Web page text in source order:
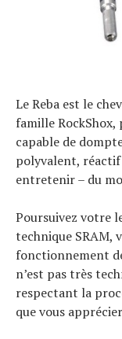
Le Reba est le
famille RockShox,
capable de
polyvalent,
entretenir – du
Poursuivez votre
technique SRAM,
fonctionnement
n’est pas très
respectant la
que vous